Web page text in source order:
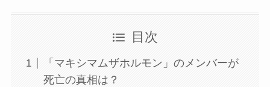
目次
「マキシマムザホルモン」のメンバーが
死亡の真相は？